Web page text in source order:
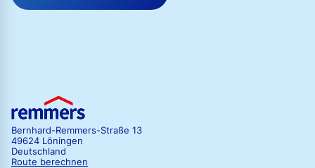
Bernhard-Remmers-Straße 13
49624 Löningen
Deutschland
Route berechnen